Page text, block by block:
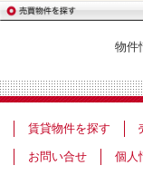
物件
賃貸物件を探す
お問い合せ 個人